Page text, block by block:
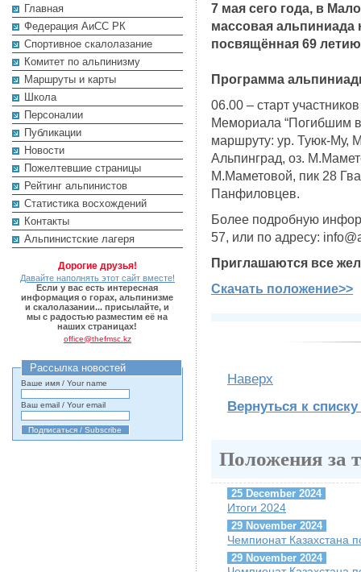
Главная
Федерация АиСС РК
Cпортивное скалолазание
Комитет по альпинизму
Маршруты и карты
Школа
Персоналии
Публикации
Новости
Пожелтевшие страницы
Рейтинг альпинистов
Cтатистика восхождений
Контакты
Альпинистские лагеря
Дорогие друзья!
Давайте наполнять этот сайт вместе!
Если у вас есть интересная
информация о горах, альпинизме
и скалолазании... присылайте, и
мы с радостью разместим её на
наших страницах!
office@thefmsc.kz
Рассылка новостей
Ваше имя / Your name
Ваш email / Your email
7 мая сего года, в
массовая альпиниада
посвящённая 69
Программа
06.00 – старт
Мемориала “Погибшим в
маршруту: ур. Туюк-Му,
Альпинград, оз.
М.Маметовой, пик 28
Панфиловцев.
Более подробную
57, или по адресу:
Приглашаются все
Скачать положение>>
Наверх
Вернуться к списку
Положения за
25 December 2024
Итоги 2024
29 November 2024
Чемпионат Казахстана
29 November 2024